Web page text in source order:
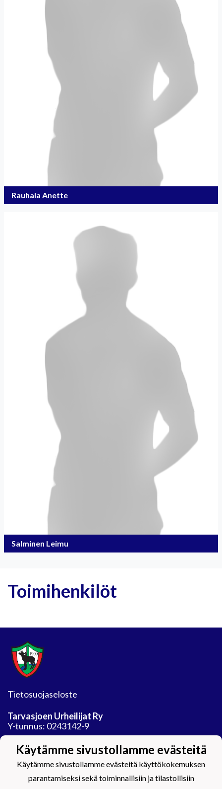
Rauhala Anette
Salminen Leimu
Toimihenkilöt
Tietosuojaseloste
Tarvasjoen Urheilijat Ry
Y-tunnus: 0243142-9
Jäähalli
Auranmaan tekojaarata Oy
Areenatie 30
21450 Tarvasjoki
Käytämme sivustollamme evästeitä
Käytämme sivustollamme evästeitä käyttökokemuksen
parantamiseksi sekä toiminnallisiin ja tilastollisiin